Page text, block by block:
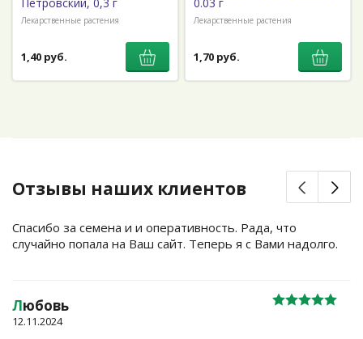
Лекарственные растения
1,40 руб.
Лекарственные растения
1,70 руб.
Отзывы наших клиентов
Спасибо за семена и и оперативность. Рада, что
случайно попала на Ваш сайт. Теперь я с Вами надолго.
Любовь
12.11.2024